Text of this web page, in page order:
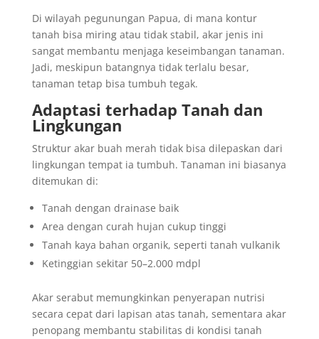
Di wilayah pegunungan Papua, di mana kontur
tanah bisa miring atau tidak stabil, akar jenis ini
sangat membantu menjaga keseimbangan tanaman.
Jadi, meskipun batangnya tidak terlalu besar,
tanaman tetap bisa tumbuh tegak.
Adaptasi terhadap Tanah dan
Lingkungan
Struktur akar buah merah tidak bisa dilepaskan dari
lingkungan tempat ia tumbuh. Tanaman ini biasanya
ditemukan di:
Tanah dengan drainase baik
Area dengan curah hujan cukup tinggi
Tanah kaya bahan organik, seperti tanah vulkanik
Ketinggian sekitar 50–2.000 mdpl
Akar serabut memungkinkan penyerapan nutrisi
secara cepat dari lapisan atas tanah, sementara akar
penopang membantu stabilitas di kondisi tanah